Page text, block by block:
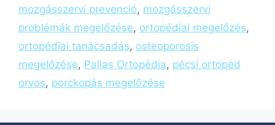
mozgásszervi prevenció, mozgásszervi
problémák megelőzése, ortopédiai megelőzés,
ortopédiai tanácsadás, osteoporosis
megelőzése, Pallas Ortopédia, pécsi ortopéd
orvos, porckopás megelőzése